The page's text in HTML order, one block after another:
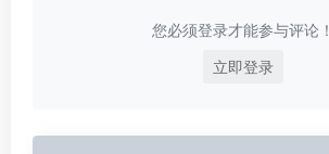
您必须登录才能参与评论！
立即登录